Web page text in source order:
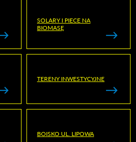
SOLARY I PIECE NA
BIOMASĘ
TERENY INWESTYCYJNE
BOISKO UL. LIPOWA